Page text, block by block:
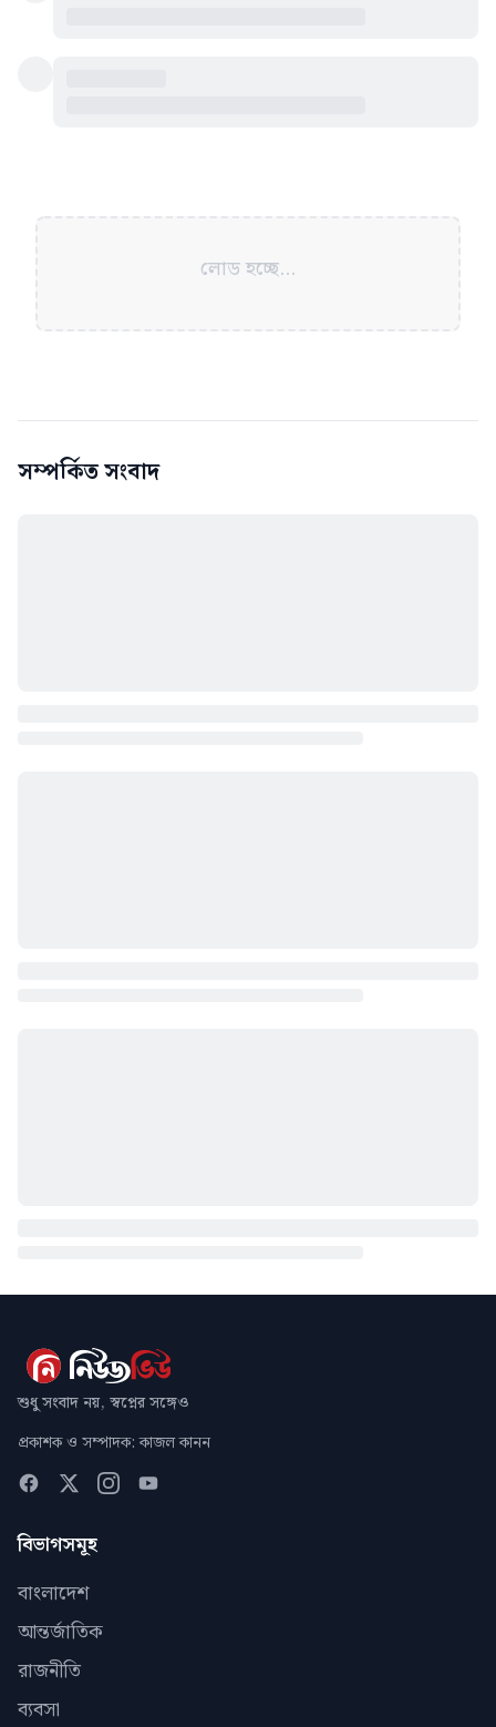
লোড হচ্ছে...
সম্পর্কিত সংবাদ
শুধু সংবাদ নয়, স্বপ্নের সঙ্গেও
প্রকাশক ও সম্পাদক: কাজল কানন
বিভাগসমূহ
বাংলাদেশ
আন্তর্জাতিক
রাজনীতি
ব্যবসা